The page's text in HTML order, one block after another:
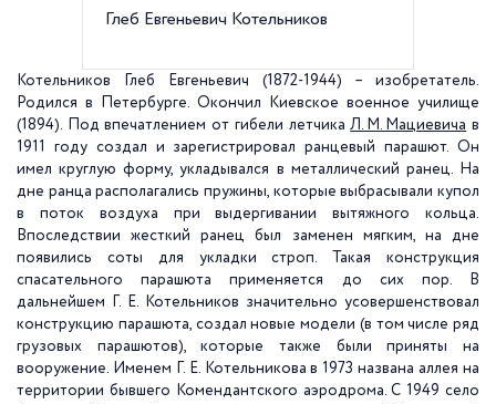
Глеб Евгеньевич Котельников
Котельников Глеб Евгеньевич (1872-1944) – изобретатель.
Родился в Петербурге. Окончил Киевское военное училище
(1894). Под впечатлением от гибели летчикаЛ. М. Мациевича в
1911 году создал и зарегистрировал ранцевый парашют. Он
имел круглую форму, укладывался в металлический ранец. На
дне ранца располагались пружины, которые выбрасывали купол
в поток воздуха при выдергивании вытяжного кольца.
Впоследствии жесткий ранец был заменен мягким, на дне
появились соты для укладки строп. Такая конструкция
спасательного парашюта применяется до сих пор. В
дальнейшем Г. Е. Котельников значительно усовершенствовал
конструкцию парашюта, создал новые модели (в том числе ряд
грузовых парашютов), которые также были приняты на
вооружение. Именем Г. Е. Котельникова в 1973 названа аллея на
территории бывшего Комендантского аэродрома. С 1949 село